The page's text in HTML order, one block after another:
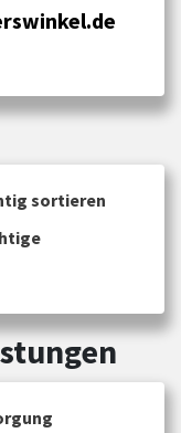
sortieren